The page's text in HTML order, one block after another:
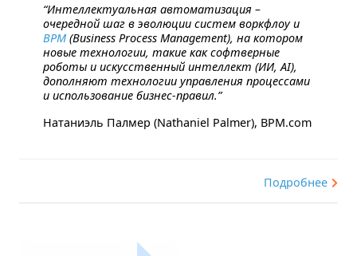
“Интеллектуальная автоматизация –
очередной шаг в эволюции систем воркфлоу и
BPM (Business Process Management), на котором
новые технологии, такие как софтверные
роботы и искусственный интеллект (ИИ, AI),
дополняют технологии управления процессами
и использование бизнес-правил.”
Натаниэль Палмер (Nathaniel Palmer), BPM.com
Подробнее